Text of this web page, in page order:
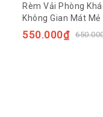
Rèm Vải Phòng
Không Gian Mát Mẻ
550.000₫